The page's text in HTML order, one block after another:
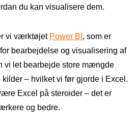
du kan visualisere dem.
vi værktøjet Power BI , som er
bearbejdelse og visualisering af
vi let bearbejde store mængde
– hvilket vi før gjorde i Excel.
Excel på steroider – det er
og bedre.